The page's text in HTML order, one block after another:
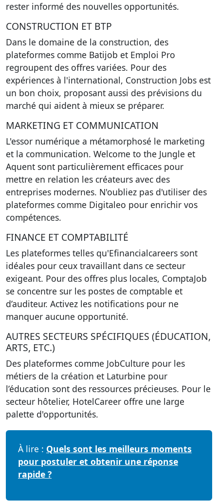
rester informé des nouvelles opportunités.
CONSTRUCTION ET BTP
Dans le domaine de la construction, des
plateformes comme Batijob et Emploi Pro
regroupent des offres variées. Pour des
expériences à l'international, Construction Jobs est
un bon choix, proposant aussi des prévisions du
marché qui aident à mieux se préparer.
MARKETING ET COMMUNICATION
L'essor numérique a métamorphosé le marketing
et la communication. Welcome to the Jungle et
Aquent sont particulièrement efficaces pour
mettre en relation les créateurs avec des
entreprises modernes. N'oubliez pas d'utiliser des
plateformes comme Digitaleo pour enrichir vos
compétences.
FINANCE ET COMPTABILITÉ
Les plateformes telles qu'Efinancialcareers sont
idéales pour ceux travaillant dans ce secteur
exigeant. Pour des offres plus locales, ComptaJob
se concentre sur les postes de comptable et
d’auditeur. Activez les notifications pour ne
manquer aucune opportunité.
AUTRES SECTEURS SPÉCIFIQUES (ÉDUCATION,
ARTS, ETC.)
Des plateformes comme JobCulture pour les
métiers de la création et Laturbine pour
l’éducation sont des ressources précieuses. Pour le
secteur hôtelier, HotelCareer offre une large
palette d'opportunités.
À lire : Quels sont les meilleurs moments
pour postuler et obtenir une réponse
rapide ?